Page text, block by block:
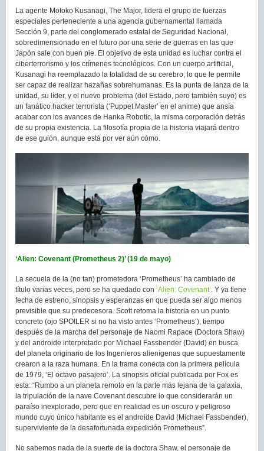
La agente Motoko Kusanagi, The Major, lidera el grupo de fuerzas
especiales perteneciente a una agencia gubernamental llamada
Sección 9, parte del conglomerado estatal de Seguridad Nacional,
sobredimensionado en el futuro por una serie de guerras en las que
Japón sale con buen pie. El objetivo de esta unidad es luchar contra el
ciberterrorismo y los crímenes tecnológicos. Con un cuerpo artificial,
Kusanagi ha reemplazado la totalidad de su cerebro, lo que le permite
ser capaz de realizar hazañas sobrehumanas. Es la punta de lanza de la
unidad, su líder, y el nuevo problema (del Estado, pero también suyo) es
un fanático hacker terrorista (‘Puppet Master’ en el anime) que ansía
acabar con los avances de Hanka Robotic, la misma corporación detrás
de su propia existencia. La filosofía propia de la historia viajará dentro
de ese guión, aunque está por ver aún cómo.
‘Alien: Covenant (Prometheus 2)’ (19 de mayo)
La secuela de la (no tan) prometedora ‘Prometheus’ ha cambiado de
título varias veces, pero se ha quedado con ‘Alien: Covenant’. Y ya tiene
fecha de estreno, sinopsis y esperanzas en que pueda ser algo menos
previsible que su predecesora. Scott retoma la historia en un punto
concreto (ojo SPOILER si no ha visto antes ‘Prometheus’), tiempo
después de la marcha del personaje de Naomi Rapace (Doctora Shaw)
y del androide interpretado por Michael Fassbender (David) en busca
del planeta originario de los Ingenieros alienígenas que supuestamente
crearon a la raza humana. En la trama conecta con la primera película
de 1979, ‘El octavo pasajero’. La sinopsis oficial publicada por Fox es
esta: “Rumbo a un planeta remoto en la parte más lejana de la galaxia,
la tripulación de la nave Covenant descubre lo que considerarán un
paraíso inexplorado, pero que en realidad es un oscuro y peligroso
mundo cuyo único habitante es el androide David (Michael Fassbender),
superviviente de la desafortunada expedición Prometheus”.
No sabemos nada de la suerte de la doctora Shaw, el personaje de